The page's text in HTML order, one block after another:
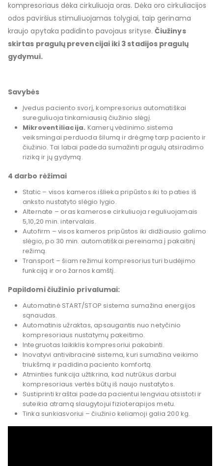
kompresoriaus dėka cirkuliuoja oras. Dėka oro cirkuliacijos
odos paviršius stimuliuojamas tolygiai, taip gerinama
kraujo apytaka padidinto pavojaus srityse.Čiužinys
skirtas pragulų prevencijai iki 3 stadijos pragulų
gydymui.
Savybės
Įvedus paciento svorį, kompresorius automatiškai
sureguliuoja tinkamiausią čiužinio slėgį.
Mikroventiliacija. Kamerų vėdinimo sistema
veiksmingai perduoda šilumą ir drėgmę tarp paciento ir
čiužinio. Tai labai padeda sumažinti pragulų atsiradimo
riziką ir jų gydymą.
4 darbo rėžimai
Static – visos kameros išlieka pripūstos iki to paties iš
anksto nustatyto slėgio lygio.
Alternate – oras kamerose cirkuliuoja reguliuojamais
5,10,20 min. intervalais.
Autofirm – visos kameros pripūstos iki didžiausio galimo
slėgio, po 30 min. automatiškai pereinama į pakaitinį
režimą.
Transport – šiam režimui kompresorius turi budėjimo
funkciją ir oro žarnos kamštį.
Papildomi čiužinio privalumai:
Automatinė START/STOP sistema sumažina energijos
sąnaudas.
Automatinis užraktas, apsaugantis nuo netyčinio
kompresoriaus nustatymų pakeitimo.
Integruotas laikiklis kompresoriui pakabinti.
Inovatyvi antivibracinė sistema, kuri sumažina veikimo
triukšmą ir padidina paciento komfortą.
Atminties funkcija užtikrina, kad nutrūkus darbui
kompresoriaus vertės būtų iš naujo nustatytos.
Sustiprinti kraštai padeda pacientui lengviau atsistoti ir
suteikia atramą slaugytojui fizioterapijos metu.
Tinka sunkiasvoriui – čiužinio keliamoji galia 200 kg.